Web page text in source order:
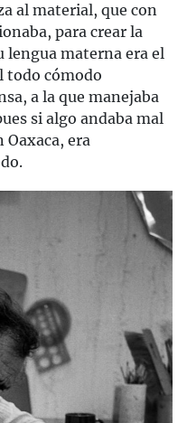
al material, que con
para crear la
lengua materna era el
todo cómodo
a la que manejaba
si algo andaba mal
era